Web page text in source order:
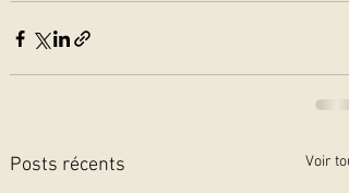
Posts récents Voir tout